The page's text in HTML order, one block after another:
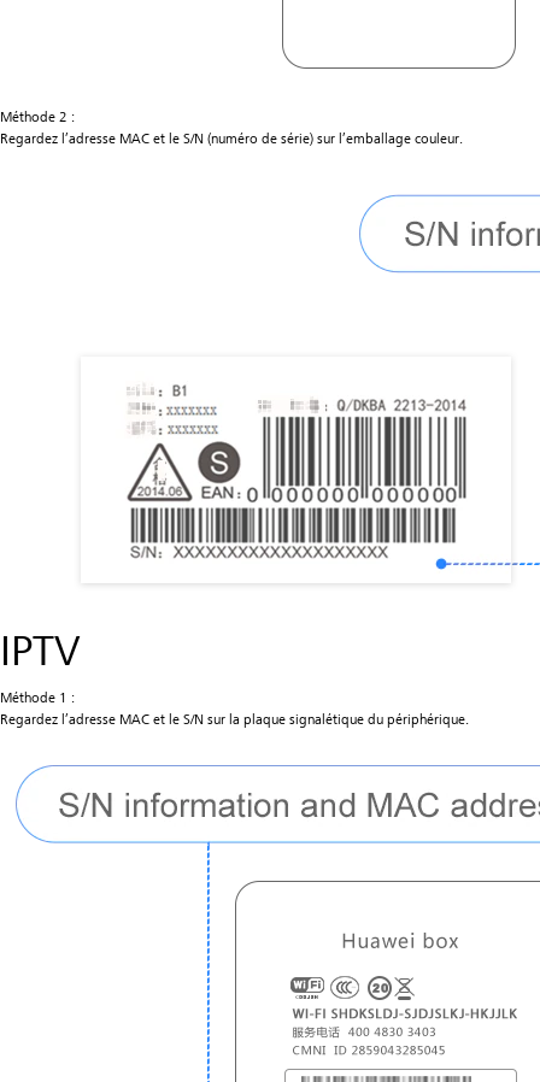
Méthode 2 :
Regardez l’adresse MAC et le S/N (numéro de série) sur l’emballage couleur.
IPTV
Méthode 1 :
Regardez l’adresse MAC et le S/N sur la plaque signalétique du périphérique.